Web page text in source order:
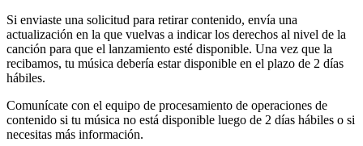
Si enviaste una solicitud para retirar contenido, envía una
actualización en la que vuelvas a indicar los derechos al nivel de la
canción para que el lanzamiento esté disponible. Una vez que la
recibamos, tu música debería estar disponible en el plazo de 2 días
hábiles.
Comunícate con el equipo de procesamiento de operaciones de
contenido si tu música no está disponible luego de 2 días hábiles o si
necesitas más información.